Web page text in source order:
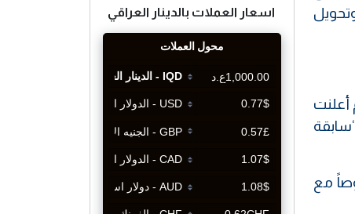
لهذه التحركات، فقد احتلت إسرائيل هضبة الجولان في 1967، ثم أعلنت
دونالد ترامب في 2019، لتشكل “سابقة
مع
اسعار العملات بالدينار العراقي